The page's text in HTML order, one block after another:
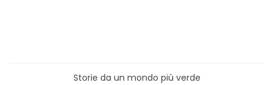
Storie da un mondo più verde